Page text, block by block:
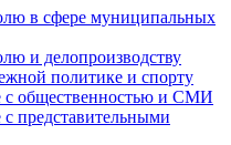
в сфере муниципальных
и делопроизводству
политике и спорту
с общественностью и СМИ
представительными